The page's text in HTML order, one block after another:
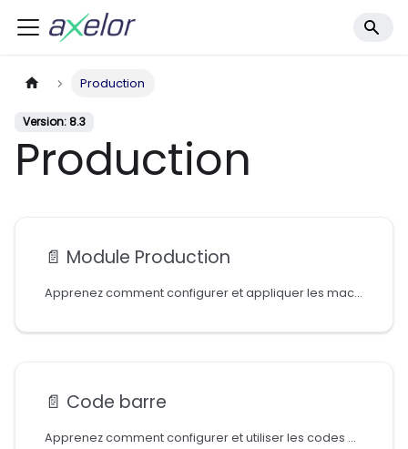
Production
Version: 8.3
Production
📄️ Module Production
Apprenez comment configurer et appliquer les machines et les postes de charge dans le module Production
📄️ Code barre
Apprenez comment configurer et utiliser les codes barres dans le module Production